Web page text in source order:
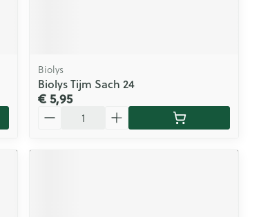
Biolys
Biolys Tijm Sach 24
€ 5,95